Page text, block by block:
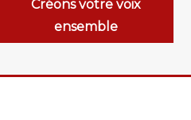
Créons votre voix
ensemble